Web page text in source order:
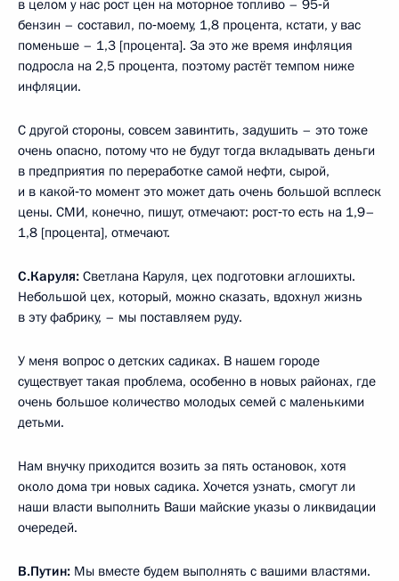
в целом у нас рост цен на моторное топливо – 95‑й
бензин – составил, по‑моему, 1,8 процента, кстати, у вас
поменьше – 1,3 [процента]. За это же время инфляция
подросла на 2,5 процента, поэтому растёт темпом ниже
инфляции.
С другой стороны, совсем завинтить, задушить – это тоже
очень опасно, потому что не будут тогда вкладывать деньги
в предприятия по переработке самой нефти, сырой,
и в какой‑то момент это может дать очень большой всплеск
цены. СМИ, конечно, пишут, отмечают: рост‑то есть на 1,9–
1,8 [процента], отмечают.
С.Каруля: Светлана Каруля, цех подготовки аглошихты.
Небольшой цех, который, можно сказать, вдохнул жизнь
в эту фабрику, – мы поставляем руду.
У меня вопрос о детских садиках. В нашем городе
существует такая проблема, особенно в новых районах, где
очень большое количество молодых семей с маленькими
детьми.
Нам внучку приходится возить за пять остановок, хотя
около дома три новых садика. Хочется узнать, смогут ли
наши власти выполнить Ваши майские указы о ликвидации
очередей.
В.Путин: Мы вместе будем выполнять с вашими властями.